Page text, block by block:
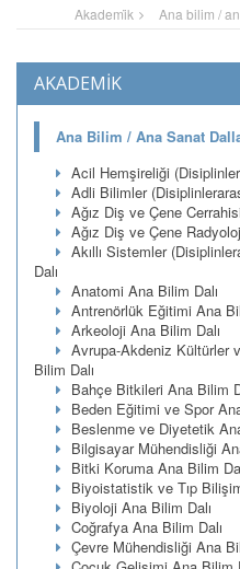
Akademi̇k Ana bilim /
AKADEMİK
Ana Bilim / Ana Sanat
Acil Hemşireliği
Adli Bilimler
Ağız Diş ve Çene
Ağız Diş ve Çene
Akıllı Sistemler
Dalı
Anatomi Ana Bilim Dalı
Antrenörlük Eğitimi Ana
Arkeoloji Ana Bilim Dalı
Avrupa-Akdeniz Kültürler
Bilim Dalı
Bahçe Bitkileri Ana Bilim
Beden Eğitimi ve Spor
Beslenme ve Diyetetik
Bilgisayar Mühendisliği
Bitki Koruma Ana Bilim
Biyoistatistik ve Tıp
Biyoloji Ana Bilim Dalı
Coğrafya Ana Bilim Dalı
Çevre Mühendisliği Ana